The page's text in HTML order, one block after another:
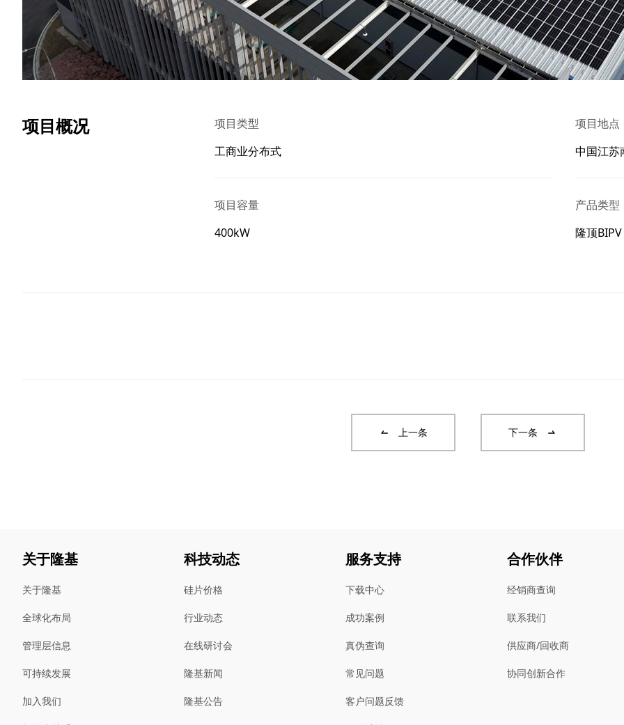
项目概况
项目类型
工商业分布式
项目地点
中国江苏
项目容量
400kW
产品类型
隆顶BIPV
上一条 下一条
关于隆基
关于隆基
全球化布局
管理层信息
可持续发展
加入我们
科技动态
硅片价格
行业动态
在线研讨会
隆基新闻
隆基公告
服务支持
下载中心
成功案例
真伪查询
常见问题
客户问题反馈
合作伙伴
经销商查询
联系我们
供应商/回收商
协同创新合作